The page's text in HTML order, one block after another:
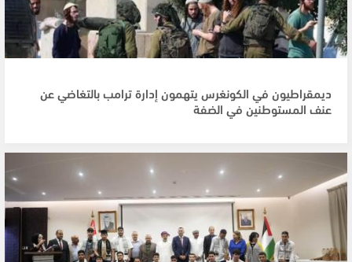
ديمقراطيون في الكونغرس يتهمون إدارة ترامب بالتغاضي عن
عنف المستوطنين في الضفة